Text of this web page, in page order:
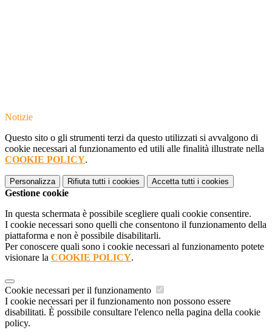
Notizie
Questo sito o gli strumenti terzi da questo utilizzati si avvalgono di
cookie necessari al funzionamento ed utili alle finalità illustrate nella
COOKIE POLICY.
Personalizza Rifiuta tutti i cookies Accetta tutti i cookies
Gestione cookie
In questa schermata è possibile scegliere quali cookie consentire.
I cookie necessari sono quelli che consentono il funzionamento della
piattaforma e non è possibile disabilitarli.
Per conoscere quali sono i cookie necessari al funzionamento potete
visionare la COOKIE POLICY.
Cookie necessari per il funzionamento
I cookie necessari per il funzionamento non possono essere
disabilitati. È possibile consultare l'elenco nella pagina della cookie
policy.